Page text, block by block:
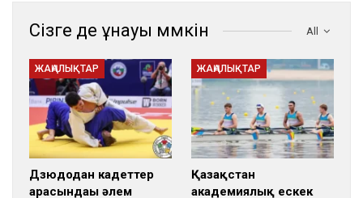
All
Сізге де ұнауы мүмкін
ЖАҢАЛЫҚТАР
Дзюдодан кадеттер
арасындағы әлем
ЖАҢАЛЫҚТАР
Қазақстан
академиялық ескек